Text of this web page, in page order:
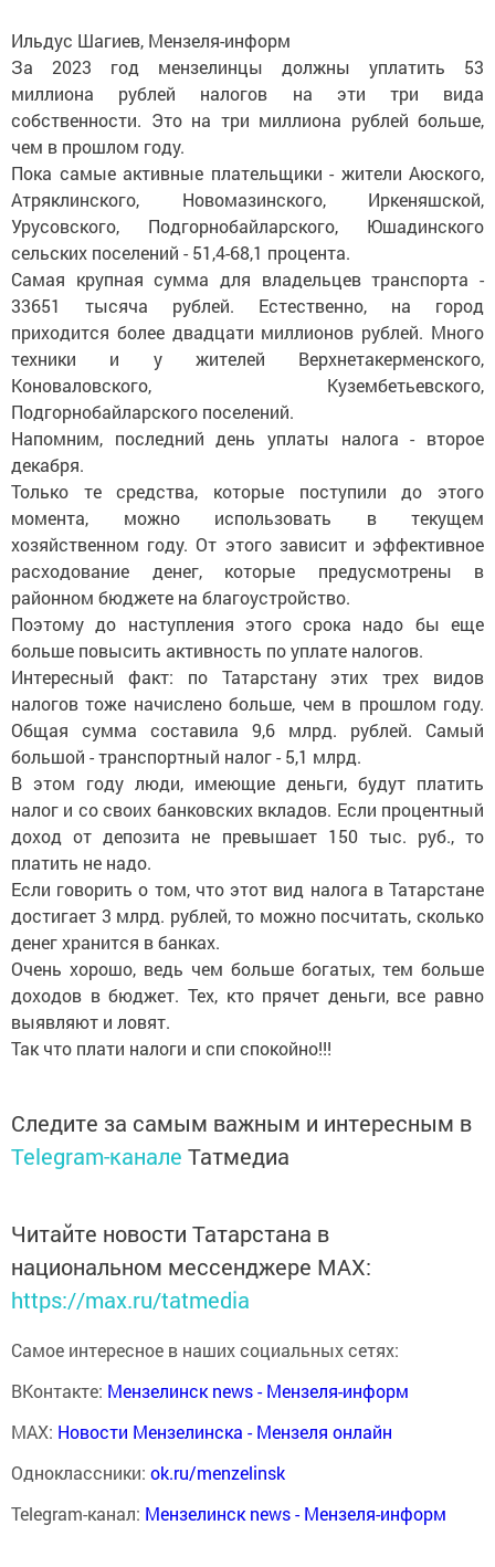
Ильдус Шагиев, Мензеля-информ
За 2023 год мензелинцы должны уплатить 53
миллиона рублей налогов на эти три вида
собственности. Это на три миллиона рублей больше,
чем в прошлом году.
Пока самые активные плательщики - жители Аюского,
Атряклинского, Новомазинского, Иркеняшской,
Урусовского, Подгорнобайларского, Юшадинского
сельских поселений - 51,4-68,1 процента.
Самая крупная сумма для владельцев транспорта -
33651 тысяча рублей. Естественно, на город
приходится более двадцати миллионов рублей. Много
техники и у жителей Верхнетакерменского,
Коноваловского, Кузембетьевского,
Подгорнобайларского поселений.
Напомним, последний день уплаты налога - второе
декабря.
Только те средства, которые поступили до этого
момента, можно использовать в текущем
хозяйственном году. От этого зависит и эффективное
расходование денег, которые предусмотрены в
районном бюджете на благоустройство.
Поэтому до наступления этого срока надо бы еще
больше повысить активность по уплате налогов.
Интересный факт: по Татарстану этих трех видов
налогов тоже начислено больше, чем в прошлом году.
Общая сумма составила 9,6 млрд. рублей. Самый
большой - транспортный налог - 5,1 млрд.
В этом году люди, имеющие деньги, будут платить
налог и со своих банковских вкладов. Если процентный
доход от депозита не превышает 150 тыс. руб., то
платить не надо.
Если говорить о том, что этот вид налога в Татарстане
достигает 3 млрд. рублей, то можно посчитать, сколько
денег хранится в банках.
Очень хорошо, ведь чем больше богатых, тем больше
доходов в бюджет. Тех, кто прячет деньги, все равно
выявляют и ловят.
Так что плати налоги и спи спокойно!!!
Следите за самым важным и интересным в
Telegram-канале Татмедиа
Читайте новости Татарстана в
национальном мессенджере MАХ:
https://max.ru/tatmedia
Самое интересное в наших социальных сетях:
ВКонтакте: Мензелинск news - Мензеля-информ
MAX: Новости Мензелинска - Мензеля онлайн
Одноклассники: ok.ru/menzelinsk
Telegram-канал: Мензелинск news - Мензеля-информ